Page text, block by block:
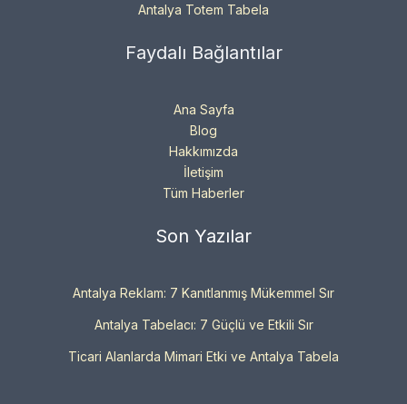
Antalya Totem Tabela
Faydalı Bağlantılar
Ana Sayfa
Blog
Hakkımızda
İletişim
Tüm Haberler
Son Yazılar
Antalya Reklam: 7 Kanıtlanmış Mükemmel Sır
Antalya Tabelacı: 7 Güçlü ve Etkili Sır
Ticari Alanlarda Mimari Etki ve Antalya Tabela